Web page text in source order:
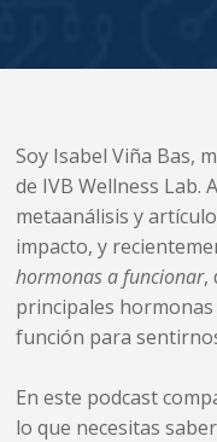
Soy Isabel Viña Bas,
de IVB Wellness Lab.
metaanálisis y
impacto, y
hormonas a funcionar,
principales
función para
En este podcast
lo que necesitas